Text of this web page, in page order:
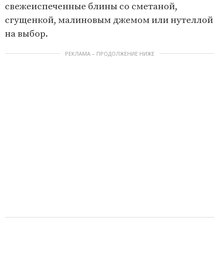
свежеиспеченные блины со сметаной,
сгущенкой, малиновым джемом или нутеллой
на выбор.
РЕКЛАМА – ПРОДОЛЖЕНИЕ НИЖЕ